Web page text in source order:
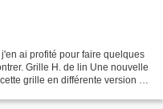
ai profité pour faire quelques
Grille H. de lin Une nouvelle
grille en différente version et